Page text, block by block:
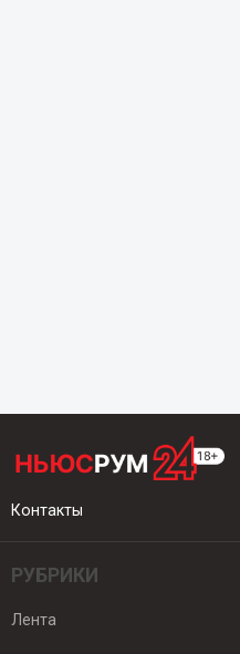
Контакты
РУБРИКИ
Лента